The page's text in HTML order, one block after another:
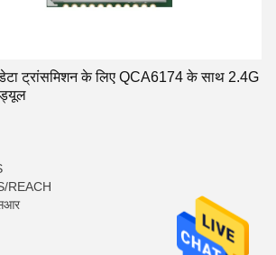
ट्रांसमिशन के लिए QCA6174 के साथ 2.4G
REACH